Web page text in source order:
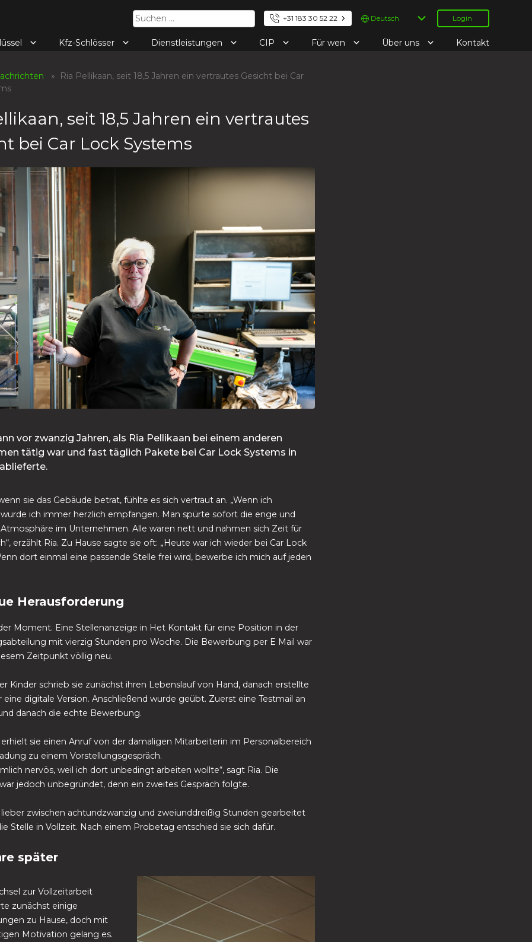
Suchen
nach:
+31 183 30 52 22
Sprache
auswählen
Login
Kfz-Schlösser Dienstleistungen CIP Für wen Über uns Kontakt
» Ria Pellikaan, seit 18,5 Jahren ein vertrautes Gesicht bei Car
seit 18,5 Jahren ein vertrautes
bei Car Lock Systems
vor zwanzig Jahren, als Ria Pellikaan bei einem anderen
tätig war und fast täglich Pakete bei Car Lock Systems in
sie das Gebäude betrat, fühlte es sich vertraut an. „Wenn ich
ich immer herzlich empfangen. Man spürte sofort die enge und
im Unternehmen. Alle waren nett und nahmen sich Zeit für
erzählt Ria. Zu Hause sagte sie oft: „Heute war ich wieder bei Car Lock
dort einmal eine passende Stelle frei wird, bewerbe ich mich auf jeden
Herausforderung
Moment. Eine Stellenanzeige in Het Kontakt für eine Position in der
mit vierzig Stunden pro Woche. Die Bewerbung per E Mail war
Zeitpunkt völlig neu.
Kinder schrieb sie zunächst ihren Lebenslauf von Hand, danach erstellte
eine digitale Version. Anschließend wurde geübt. Zuerst eine Testmail an
danach die echte Bewerbung.
erhielt sie einen Anruf von der damaligen Mitarbeiterin im Personalbereich
zu einem Vorstellungsgespräch.
nervös, weil ich dort unbedingt arbeiten wollte“, sagt Ria. Die
jedoch unbegründet, denn ein zweites Gespräch folgte.
zwischen achtundzwanzig und zweiunddreißig Stunden gearbeitet
Stelle in Vollzeit. Nach einem Probetag entschied sie sich dafür.
später
zur Vollzeitarbeit
zunächst einige
zu Hause, doch mit
Motivation gelang es.